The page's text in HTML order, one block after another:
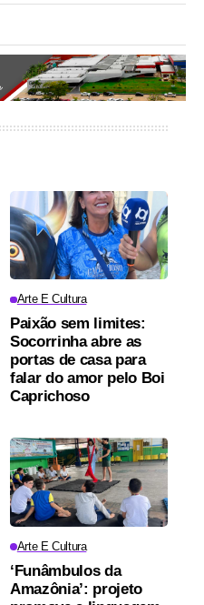
Arte E Cultura
Paixão sem limites:
Socorrinha abre as
portas de casa para
falar do amor pelo Boi
Caprichoso
Arte E Cultura
‘Funâmbulos da
Amazônia’: projeto